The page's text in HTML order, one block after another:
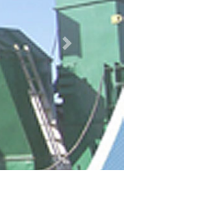
Next